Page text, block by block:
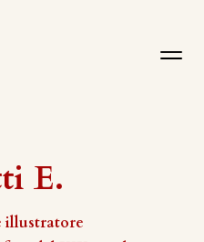
E.
illustratore